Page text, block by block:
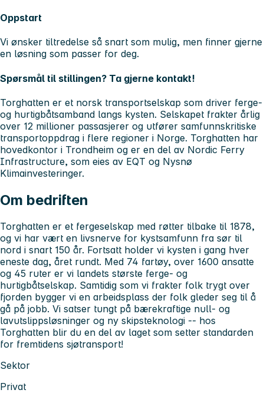
Oppstart
Vi ønsker tiltredelse så snart som mulig, men finner gjerne
en løsning som passer for deg.
Spørsmål til stillingen? Ta gjerne kontakt!
Torghatten er et norsk transportselskap som driver ferge-
og hurtigbåtsamband langs kysten. Selskapet frakter årlig
over 12 millioner passasjerer og utfører samfunnskritiske
transportoppdrag i flere regioner i Norge. Torghatten har
hovedkontor i Trondheim og er en del av Nordic Ferry
Infrastructure, som eies av EQT og Nysnø
Klimainvesteringer.
Om bedriften
Torghatten er et fergeselskap med røtter tilbake til 1878,
og vi har vært en livsnerve for kystsamfunn fra sør til
nord i snart 150 år. Fortsatt holder vi kysten i gang hver
eneste dag, året rundt. Med 74 fartøy, over 1600 ansatte
og 45 ruter er vi landets største ferge- og
hurtigbåtselskap. Samtidig som vi frakter folk trygt over
fjorden bygger vi en arbeidsplass der folk gleder seg til å
gå på jobb. Vi satser tungt på bærekraftige null- og
lavutslippsløsninger og ny skipsteknologi -- hos
Torghatten blir du en del av laget som setter standarden
for fremtidens sjøtransport!
Sektor
Privat